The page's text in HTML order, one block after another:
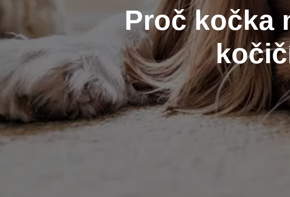
Proč kočka